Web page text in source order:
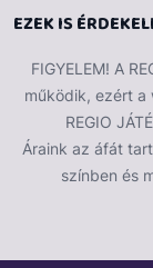
EZEK IS
FIGYELEM! A
működik, ezért a
REGIO
Áraink az áfát
színben és